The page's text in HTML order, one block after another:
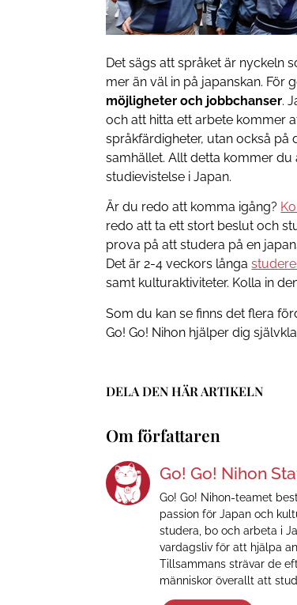
Det sägs att språket är nyckeln
mer än väl in på japanskan. För
möjligheter och jobbchanser.
och att hitta ett arbete kommer
språkfärdigheter, utan också på
samhället. Allt detta kommer
studievistelse i Japan.
Är du redo att komma igång?
redo att ta ett stort beslut och
prova på att studera på en
Det är 2-4 veckors långa
samt kulturaktiviteter. Kolla in
Som du kan se finns det flera
Go! Go! Nihon hjälper dig
DELA DEN HÄR ARTIKELN
Om författaren
Go! Go! Nihon
Go! Go! Nihon-teamet
passion för Japan och
studera, bo och arbeta i
vardagsliv för att hjälpa
Tillsammans strävar de
människor överallt att